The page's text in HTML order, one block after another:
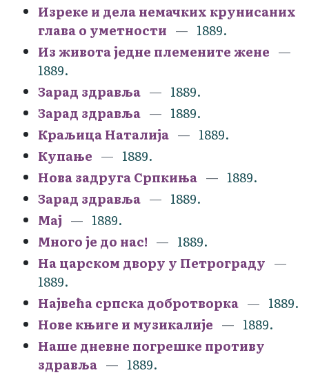
Изреке и дела немачких крунисаних
глава о уметности
1889.
Из живота једне племените жене
1889.
Зарад здравља
1889.
Зарад здравља
1889.
Краљица Наталија
1889.
Купање
1889.
Нова задруга Српкиња
1889.
Зарад здравља
1889.
Мај
1889.
Много је до нас!
1889.
На царском двору у Петрограду
1889.
Највећа српска добротворка
1889.
Нове књиге и музикалије
1889.
Наше дневне погрешке противу
здравља
1889.